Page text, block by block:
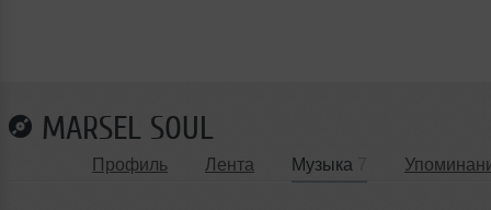
MARSEL SOUL
Профиль Лента Музыка